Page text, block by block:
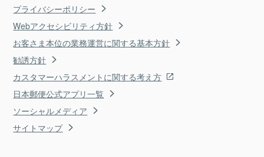
プライバシーポリシー
Webアクセシビリティ方針
お客さま本位の業務運営に関する基本方針
勧誘方針
カスタマーハラスメントに関する考え方
日本郵便公式アプリ一覧
ソーシャルメディア
サイトマップ